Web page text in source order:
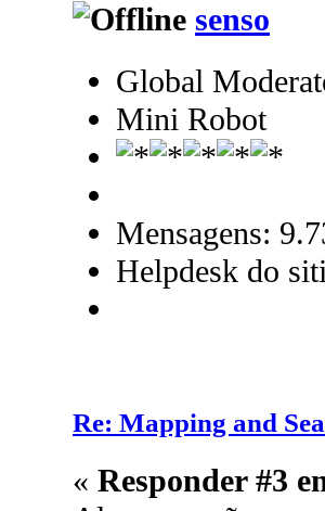
senso
Global
Mini Robot
Mensagens:
Helpdesk do
Re: Mapping and
« Responder #3